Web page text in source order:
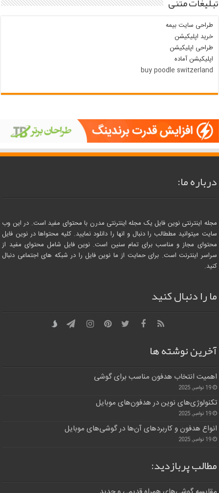
طراحی سایت بیمه
خرید اپلیکیشن
طراحی اپلیکیشن
اپلیکیشن آماده
buy poodle switzerland
درباره ما:
مجله اینترنتی نوین فایل یک مجله اینترنتی مدرن با محتوای مفید است. در این وب
سایت میتوانید مططالب را دنبال و انها را دانلود نمایید. کلیه محتواها در نوین فایل
محتوای مجاز و مناسب برای تمام سنین است. نوین فایل شامل محتوای مفید از
سراسر اینترنت است. برای حمایت از ما نوین فایل را در شبکه های اجتماعی دنبال
کنید.
ما را دنبال کنید
آخرین نوشته ها
اهمیت انتخاب هدفون مناسب برای گوشی
19 نوامبر, 2025
تکنولوژی‌های نوین در هدفون‌های موبایل
19 نوامبر, 2025
انواع هدفون و کاربردهای آن‌ها در گوشی‌های موبایل
19 نوامبر, 2025
مطالب پربازدید: